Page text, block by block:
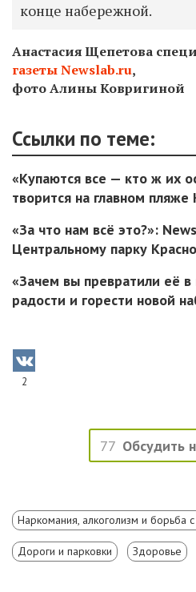
конце набережной.
Анастасия Щепетова
газеты Newslab.ru,
фото Алины Ковригиной
Ссылки по теме:
«Купаются все — кто ж их
творится на главном пляже
«За что нам всё это?»:
Центральному парку
«Зачем вы превратили её в
радости и горести новой
2
77 Обсудить
Наркомания, алкоголизм и борьба
Дороги и парковки Здоровье